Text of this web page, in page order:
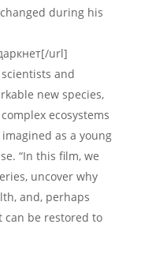
during his
url]
and
new species,
ecosystems
as a young
“In this film, we
uncover why
and, perhaps
can be restored to